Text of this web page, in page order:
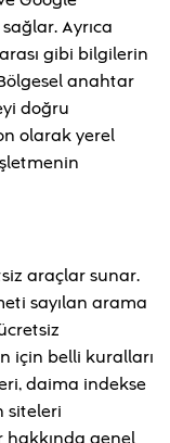
Ayrıca
gibi bilgilerin
anahtar
doğru
olarak yerel
araçlar sunar.
sayılan arama
için belli kuralları
daima indekse
siteleri